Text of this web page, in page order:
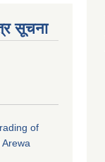
सूचना
of